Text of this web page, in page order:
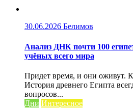
30.06.2026 Белимов
Анализ ДНК почти 100
учёных всего мира
Придет время, и они оживут.
История древнего Египта
вопросов...
Дни Интересное